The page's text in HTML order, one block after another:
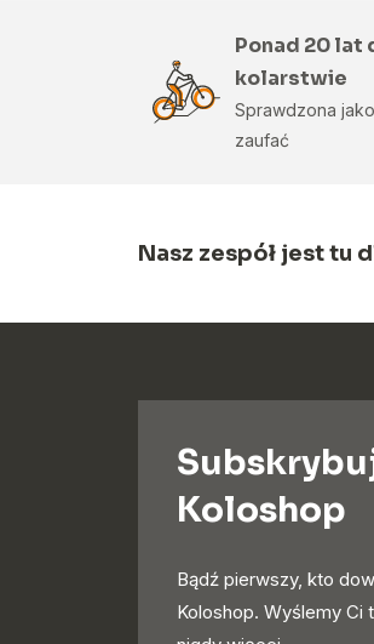
Ponad 20 lat
kolarstwie
Sprawdzona
zaufać
Nasz zespół jest tu
Koloshop
Bądź pierwszy, kto
Koloshop. Wyślemy Ci